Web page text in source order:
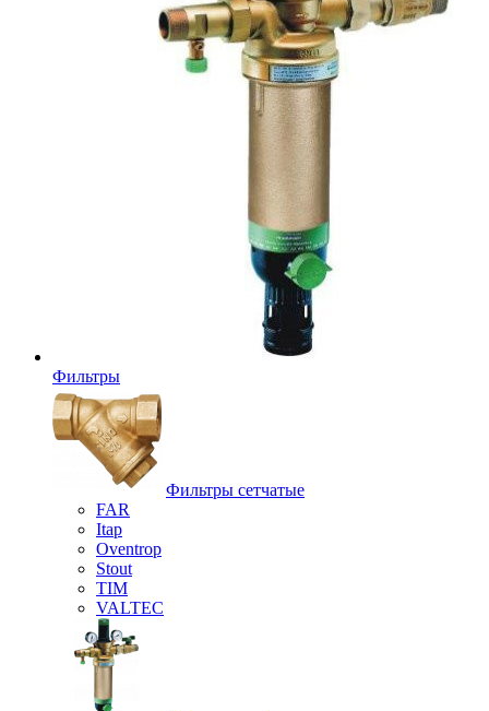
Фильтры
Фильтры сетчатые
FAR
Itap
Oventrop
Stout
TIM
VALTEC